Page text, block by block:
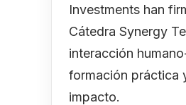
Investments han
Cátedra Synergy
interacción
formación práctica
impacto.